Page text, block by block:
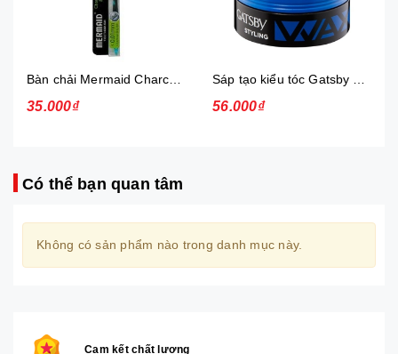
35.000₫ 56.000₫
Có thể bạn quan tâm
Không có sản phẩm nào trong danh mục này.
Cam kết chất lượng